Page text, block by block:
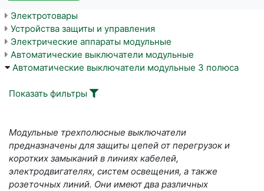
Электротовары
Устройства защиты и управления
Электрические аппараты модульные
Автоматические выключатели модульные
Автоматические выключатели модульные 3 полюса
Показать фильтры
Модульные трехполюсные выключатели
предназначены для защиты цепей от перегрузок и
коротких замыканий в линиях кабелей,
электродвигателях, систем освещения, а также
розеточных линий. Они имеют два различных